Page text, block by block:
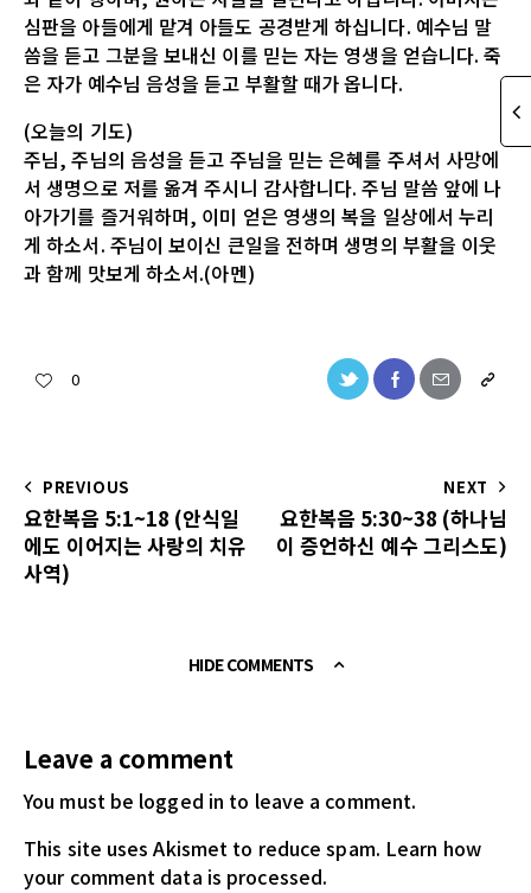
심판을 아들에게 맡겨 아들도 공경받게 하십니다. 예수님 말
씀을 듣고 그분을 보내신 이를 믿는 자는 영생을 얻습니다. 죽
은 자가 예수님 음성을 듣고 부활할 때가 옵니다.
(오늘의 기도)
주님, 주님의 음성을 듣고 주님을 믿는 은혜를 주셔서 사망에
서 생명으로 저를 옮겨 주시니 감사합니다. 주님 말씀 앞에 나
아가기를 즐거워하며, 이미 얻은 영생의 복을 일상에서 누리
게 하소서. 주님이 보이신 큰일을 전하며 생명의 부활을 이웃
과 함께 맛보게 하소서.(아멘)
0
PREVIOUS
요한복음 5:1~18 (안식일
에도 이어지는 사랑의 치유
사역)
NEXT
요한복음 5:30~38 (하나님
이 증언하신 예수 그리스도)
HIDE COMMENTS
Leave a comment
You must be logged in to leave a comment.
This site uses Akismet to reduce spam. Learn how
your comment data is processed.